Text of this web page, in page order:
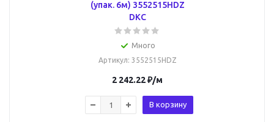
(упак. 6м) 3552515HDZ
DKC
Много
Артикул: 3552515HDZ
2 242.22₽/м
В корзину